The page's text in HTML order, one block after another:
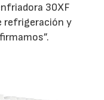
30XF
refrigeración y